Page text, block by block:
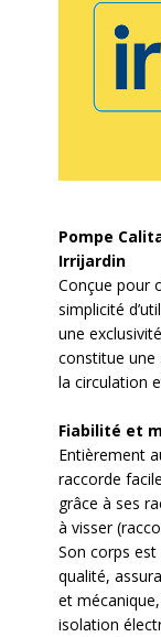
Pompe
Irrijardin
Conçue pour
simplicité
une
constitue une
la circulation
Fiabilité et
Entièrement
raccorde
grâce à ses
à visser
Son corps
qualité,
et
isolation